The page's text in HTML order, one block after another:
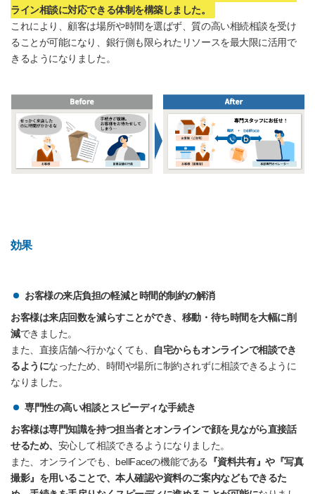
ライン相談に対応できる体制を構築しました。
これにより、顧客は場所や時間を選ばず、質の高い相続相談を受け
ることが可能になり、銀行側も限られたリソースを最大限に活用で
きるようになりました。
効果
お客様の来店負担の軽減と時間的制約の解消
お客様は来店回数を減らすことができ、移動・待ち時間を大幅に削
減できました。
また、直接店舗へ行かなくても、
自宅からもオンラインで相談でき
るようになったため、時間や場所に制約されずに相談できるように
なりました。
専門性の高い相談とスピーディな手続き
お客様は専門知識を持つ担当者とオンラインで顔を見ながら直接話
せるため、 安心して相談できるようになりました。
また、オンラインでも、bellFaceの機能である
『資料共有』や『写真
撮影』を用いることで、本人確認や資料のご案内などもできるた